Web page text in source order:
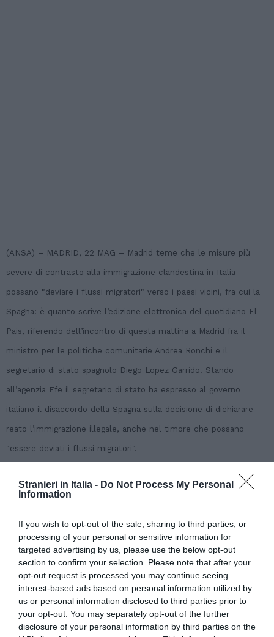
Stranieri in Italia - Do Not Process My Personal
Information
If you wish to opt-out of the sale, sharing to third parties, or
processing of your personal or sensitive information for
targeted advertising by us, please use the below opt-out
section to confirm your selection. Please note that after your
opt-out request is processed you may continue seeing
interest-based ads based on personal information utilized by
us or personal information disclosed to third parties prior to
your opt-out. You may separately opt-out of the further
disclosure of your personal information by third parties on the
(ANSA) – MADRID, 22 MAG – Madrid teme che le misure più
severe di contrasto alla immigrazione clandestina in Italia
possano "deviare i flussi migratori" verso i paesi vicini, fra cui la
Spagna: è quanto scrive l’edizione elettronica del quotidiano El
Pais, riferendo dell’incontro di questa mattina a Madrid fra il
ministro per le politiche comunitarie Andrea Ronchi e il
segretario di stato spagnolo Diego Lopez Garrido. Stando
all’agenzia Efe il segretario di stato ha espresso al governo
italiano il disaccordo della Spagna sulla decisione di dichiarare
reato l’immigrazione illegale, anche nel timore che possano
"essere deviati i flussi migratori".
VediArticolo precedente
ROMA NON PUNTATE SU ROMENI
Articolo seguente
Mediatori interculturali, ecco la
piattaforma
TI POTREBBERO INTERESSARE
ANCHE: